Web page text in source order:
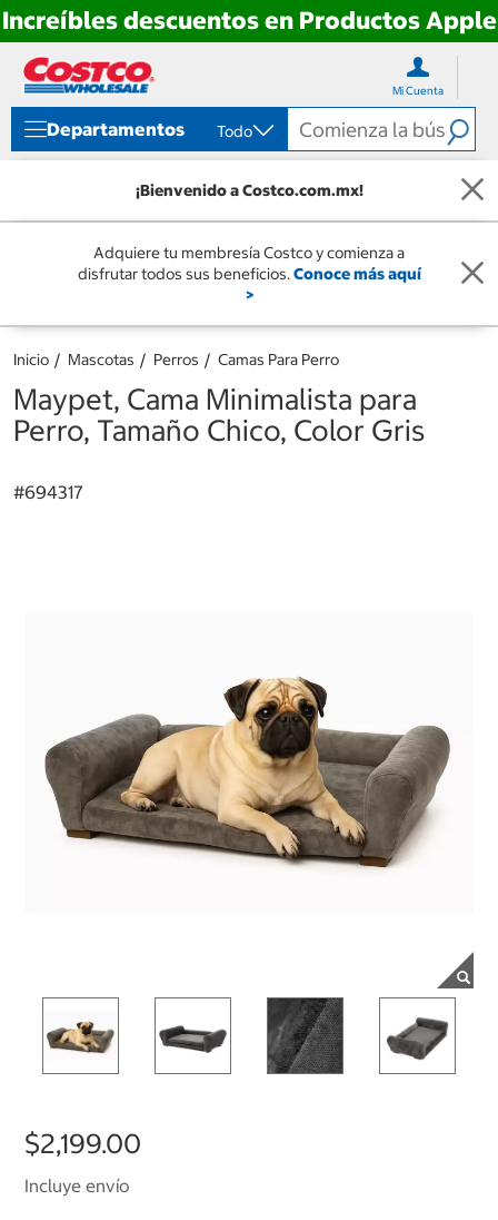
Increíbles descuentos en Productos Apple
directo
contenido
directo
menú
navegación
Mi Cuenta
Departamentos Todo
¡Bienvenido a Costco.com.mx!
Adquiere tu membresía Costco y comienza a
disfrutar todos sus beneficios.Conoce más aquí
>
Inicio Mascotas Perros Camas Para Perro
Maypet, Cama Minimalista para
Perro, Tamaño Chico, Color Gris
#694317
$2,199.00
Incluye envío